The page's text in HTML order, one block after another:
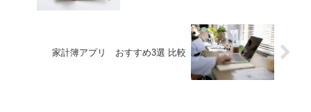
家計簿アプリ おすすめ3選 比較